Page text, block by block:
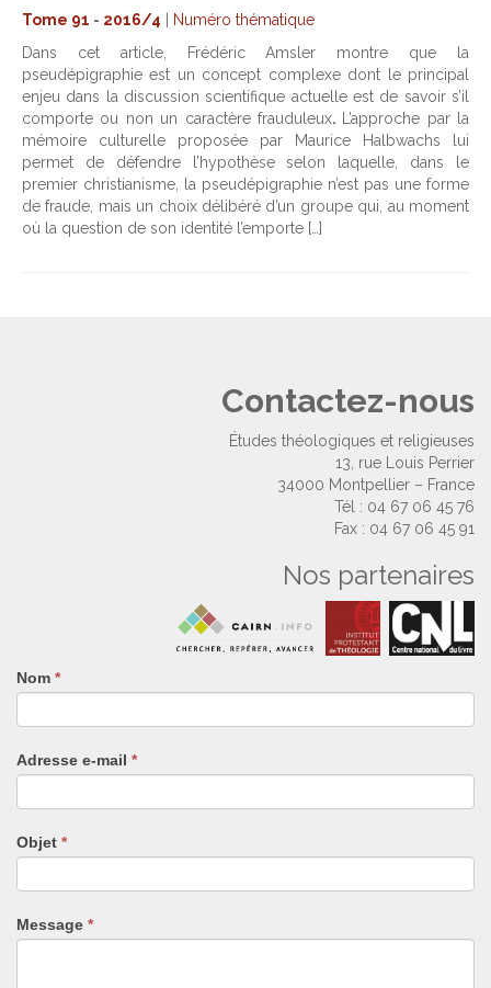
Tome 91 - 2016/4
Numéro thématique
Dans cet article, Frédéric Amsler
montre que la
pseudépigraphie est un concept complexe dont le principal
enjeu dans la discussion scientifique actuelle est de savoir s’il
comporte ou non un caractère frauduleux.
L’approche par la
mémoire culturelle proposée par Maurice Halbwachs lui
permet de défendre l’hypothèse selon laquelle, dans le
premier christianisme, la pseudépigraphie n’est pas une forme
de fraude, mais un choix délibéré d’un groupe qui, au moment
où la question de son identité l’emporte […]
Contactez-nous
Études théologiques et religieuses
13, rue Louis Perrier
34000 Montpellier – France
Tél : 04 67 06 45 76
Fax : 04 67 06 45 91
Nos partenaires
Nom *
Adresse e-mail *
Objet *
Message *
Si
vous
êtes
humain,
remplissez
ce